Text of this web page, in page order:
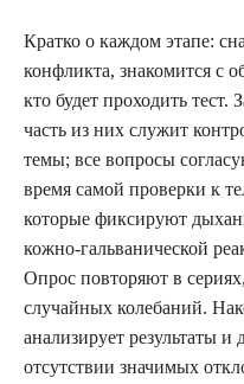
Кратко о каждом этапе:
конфликта, знакомится с
кто будет проходить
часть из них служит
темы; все вопросы
время самой проверки к
которые фиксируют
кожно-гальванической
Опрос повторяют в
случайных колебаний.
анализирует результаты
отсутствии значимых